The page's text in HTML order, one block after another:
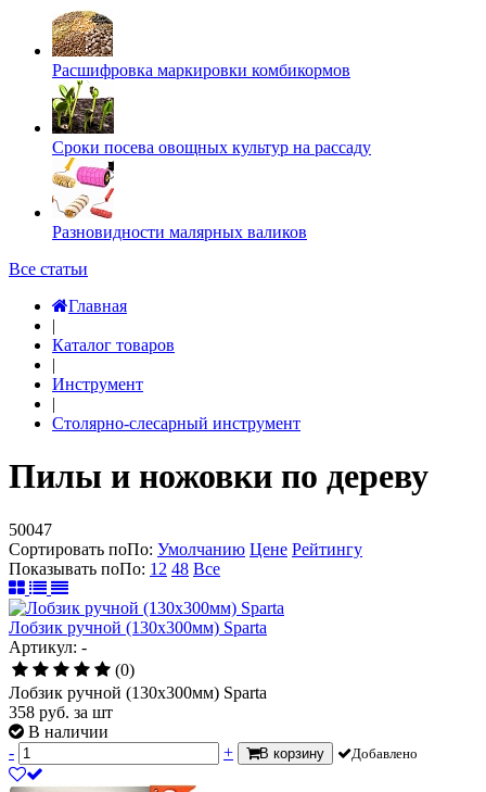
Расшифровка маркировки комбикормов
Сроки посева овощных культур на рассаду
Разновидности малярных валиков
Все статьи
Главная
|
Каталог товаров
|
Инструмент
|
Столярно-слесарный инструмент
Пилы и ножовки по дереву
50047
Сортировать поПо: Умолчанию Цене Рейтингу
Показывать поПо: 12 48 Все
Лобзик ручной (130х300мм) Sparta
Артикул: -
(0)
Лобзик ручной (130х300мм) Sparta
358 руб. за шт
В наличии
-
+ В корзину Добавлено